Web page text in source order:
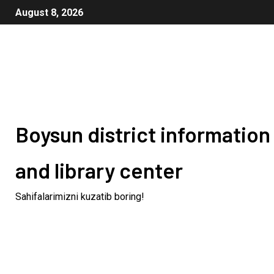
August 8, 2026
Boysun district information
and library center
Sahifalarimizni kuzatib boring!